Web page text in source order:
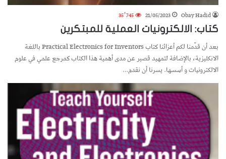
Obay Hadid
21/05/2023
35٬745
كتاب: الالكترونيات العملية للمبتكرين
بعد أن قدّمنا لكم أعزائنا كتاب Practical Electronics for Inventors باللغة
الانكليزية، بالإضافة لتمهيد قصير عن مدى أهمية هذا الكتاب كمرجع علمي في علوم
الالكترونيات و أسسها. يسرنا أن نقدم…